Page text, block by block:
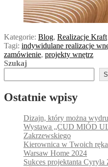
Kategorie: Blog, Realizacje Kraft
Tagi: indywidulane realizacje
zamówienie, projekty wnętrz
Szukaj
Ostatnie wpisy
Dizajn, który można
Wystawa „CUD MIÓD
Zakrzewskiego
Kierownica w Twoich
Warsaw Home 2024
Sukces projektanta